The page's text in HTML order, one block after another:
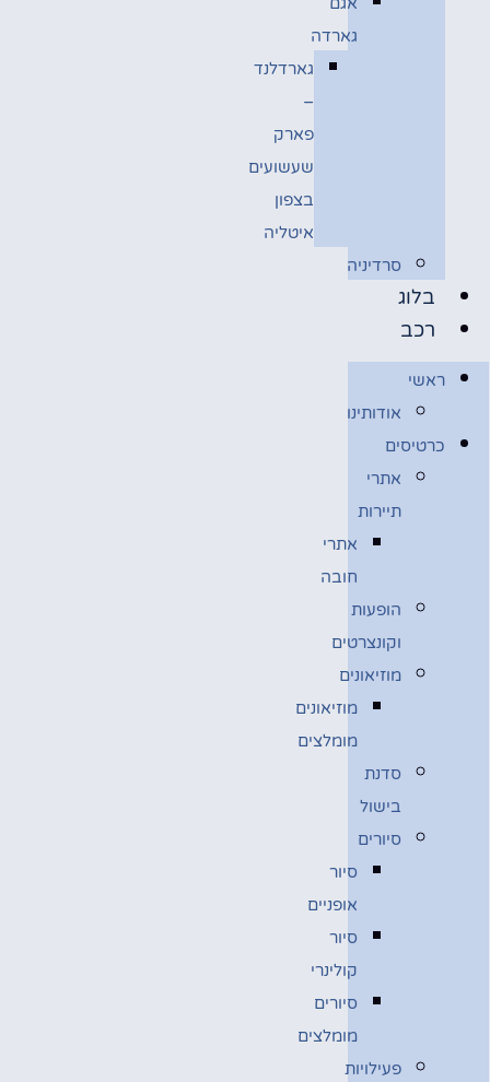
גארדה
גארדלנד
–
פארק
שעשועים
בצפון
איטליה
סרדיניה
בלוג
רכב
ראשי
אודותינו
כרטיסים
אתרי
תיירות
אתרי
חובה
הופעות
וקונצרטים
מוזיאונים
מוזיאונים
מומלצים
סדנת
בישול
סיורים
סיור
אופניים
סיור
קולינרי
סיורים
מומלצים
פעילויות